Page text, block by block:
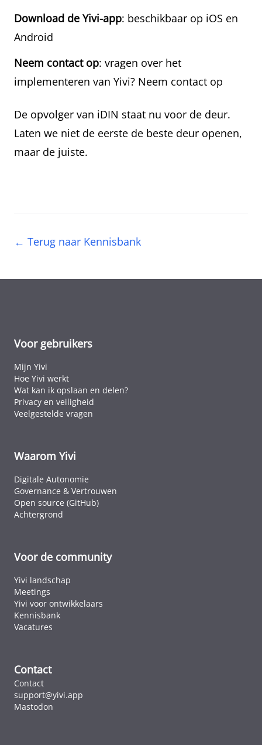
Download de Yivi-app: beschikbaar op iOS en
Android
Neem contact op: vragen over het
implementeren van Yivi? Neem contact op
De opvolger van iDIN staat nu voor de deur.
Laten we niet de eerste de beste deur openen,
maar de juiste.
← Terug naar Kennisbank
Voor gebruikers
Mijn Yivi
Hoe Yivi werkt
Wat kan ik opslaan en delen?
Privacy en veiligheid
Veelgestelde vragen
Waarom Yivi
Digitale Autonomie
Governance & Vertrouwen
Open source (GitHub)
Achtergrond
Voor de community
Yivi landschap
Meetings
Yivi voor ontwikkelaars
Kennisbank
Vacatures
Contact
Contact
support@yivi.app
Mastodon